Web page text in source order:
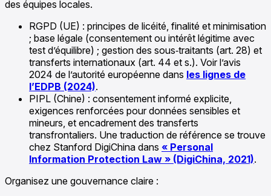
des équipes locales.
RGPD (UE) : principes de licéité, finalité et minimisation
; base légale (consentement ou intérêt légitime avec
test d’équilibre) ; gestion des sous‑traitants (art. 28) et
transferts internationaux (art. 44 et s.). Voir l’avis
2024 de l’autorité européenne dans les lignes de
l’EDPB (2024).
PIPL (Chine) : consentement informé explicite,
exigences renforcées pour données sensibles et
mineurs, et encadrement des transferts
transfrontaliers. Une traduction de référence se trouve
chez Stanford DigiChina dans « Personal
Information Protection Law » (DigiChina, 2021).
Organisez une gouvernance claire :